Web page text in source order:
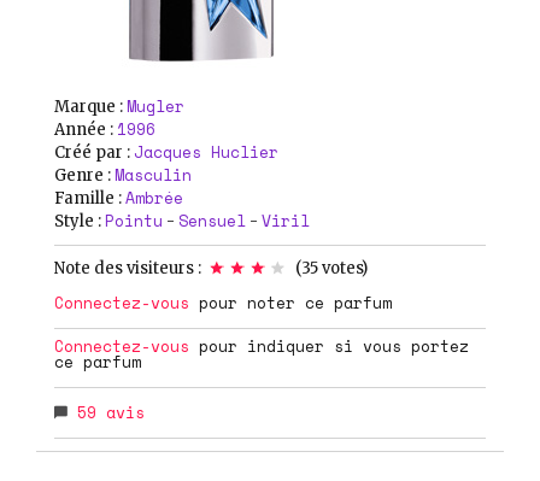
Marque :Mugler
Année : 1996
Créé par : Jacques Huclier
Genre :Masculin
Famille :Ambrée
Style :Pointu - Sensuel - Viril
Note des visiteurs : (35votes)
Connectez-vous pour noter ce parfum
Connectez-vous pour indiquer si vous portez
ce parfum
59 avis